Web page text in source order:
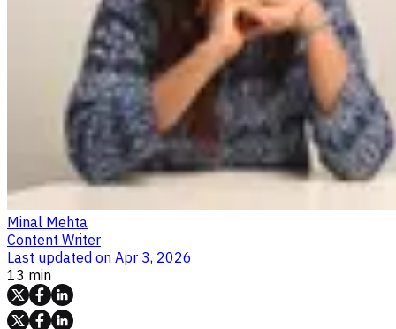
Minal Mehta
Content Writer
Last updated on Apr 3, 2026
13 min